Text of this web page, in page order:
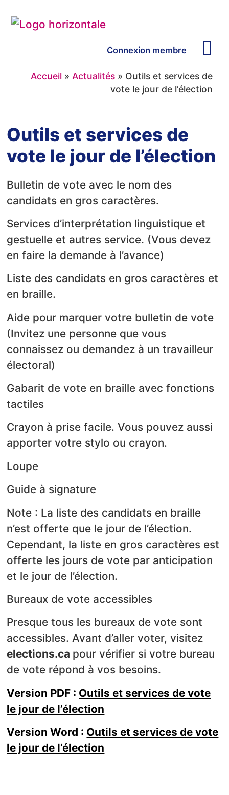
Connexion membre
Accueil» Actualités» Outils et services de
vote le jour de l’élection
Outils et services de
vote le jour de l’élection
Bulletin de vote avec le nom des
candidats en gros caractères.
Services d’interprétation linguistique et
gestuelle et autres service. (Vous devez
en faire la demande à l’avance)
Liste des candidats en gros caractères et
en braille.
Aide pour marquer votre bulletin de vote
(Invitez une personne que vous
connaissez ou demandez à un travailleur
électoral)
Gabarit de vote en braille avec fonctions
tactiles
Crayon à prise facile. Vous pouvez aussi
apporter votre stylo ou crayon.
Loupe
Guide à signature
Note : La liste des candidats en braille
n’est offerte que le jour de l’élection.
Cependant, la liste en gros caractères est
offerte les jours de vote par anticipation
et le jour de l’élection.
Bureaux de vote accessibles
Presque tous les bureaux de vote sont
accessibles. Avant d’aller voter, visitez
elections.ca pour vérifier si votre bureau
de vote répond à vos besoins.
Version PDF : Outils et services de vote
le jour de l’élection
Version Word : Outils et services de vote
le jour de l’élection